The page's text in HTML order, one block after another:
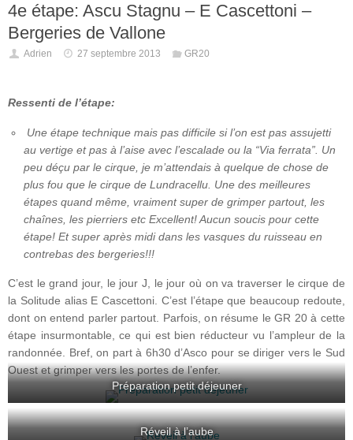
4e étape: Ascu Stagnu – E Cascettoni –
Bergeries de Vallone
Adrien 27 septembre 2013 GR20
Ressenti de l’étape:
Une étape technique mais pas difficile si l’on est pas assujetti
au vertige et pas à l’aise avec l’escalade ou la “Via ferrata”. Un
peu déçu par le cirque, je m’attendais à quelque de chose de
plus fou que le cirque de Lundracellu. Une des meilleures
étapes quand même, vraiment super de grimper partout, les
chaînes, les pierriers etc Excellent! Aucun soucis pour cette
étape! Et super après midi dans les vasques du ruisseau en
contrebas des bergeries!!!
C’est le grand jour, le jour J, le jour où on va traverser le cirque de
la Solitude alias E Cascettoni. C’est l’étape que beaucoup redoute,
dont on entend parler partout. Parfois, on résume le GR 20 à cette
étape insurmontable, ce qui est bien réducteur vu l’ampleur de la
randonnée. Bref, on part à 6h30 d’Asco pour se diriger vers le Sud
Ouest et grimper vers les portes de l’enfer.
Préparation petit déjeuner
Réveil à l’aube